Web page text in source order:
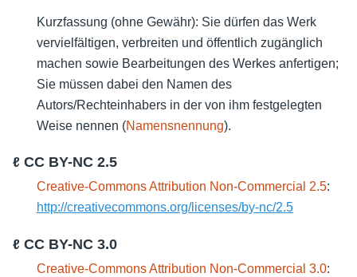
Kurzfassung (ohne Gewähr): Sie dürfen das Werk
vervielfältigen, verbreiten und öffentlich zugänglich
machen sowie Bearbeitungen des Werkes anfertigen;
Sie müssen dabei den Namen des
Autors/Rechteinhabers in der von ihm festgelegten
Weise nennen (Namensnennung).
ℓ CC BY-NC 2.5
Creative-Commons Attribution Non-Commercial 2.5:
http://creativecommons.org/licenses/by-nc/2.5
ℓ CC BY-NC 3.0
Creative-Commons Attribution Non-Commercial 3.0: